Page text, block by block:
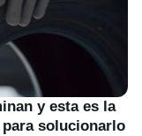
y esta es la
solucionarlo